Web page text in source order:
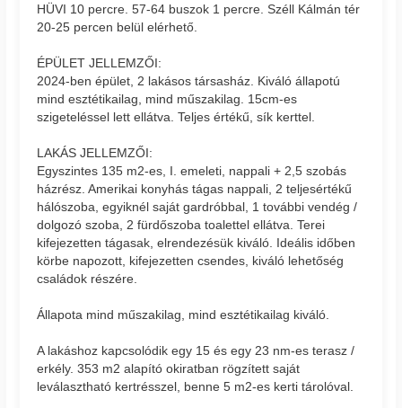
HÜVI 10 percre. 57-64 buszok 1 percre. Széll Kálmán tér
20-25 percen belül elérhető.
ÉPÜLET JELLEMZŐI:
2024-ben épület, 2 lakásos társasház. Kiváló állapotú
mind esztétikailag, mind műszakilag. 15cm-es
szigeteléssel lett ellátva. Teljes értékű, sík kerttel.
LAKÁS JELLEMZŐI:
Egyszintes 135 m2-es, I. emeleti, nappali + 2,5 szobás
házrész. Amerikai konyhás tágas nappali, 2 teljesértékű
hálószoba, egyiknél saját gardróbbal, 1 további vendég /
dolgozó szoba, 2 fürdőszoba toalettel ellátva. Terei
kifejezetten tágasak, elrendezésük kiváló. Ideális időben
körbe napozott, kifejezetten csendes, kiváló lehetőség
családok részére.
Állapota mind műszakilag, mind esztétikailag kiváló.
A lakáshoz kapcsolódik egy 15 és egy 23 nm-es terasz /
erkély. 353 m2 alapító okiratban rögzített saját
leválasztható kertrésszel, benne 5 m2-es kerti tárolóval.